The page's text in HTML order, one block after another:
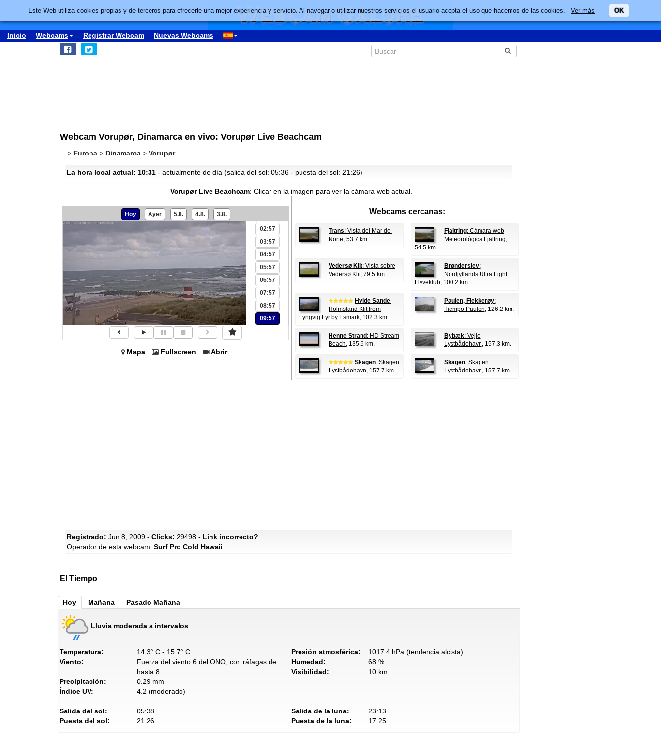
Inicio Webcams Registrar Webcam Nuevas Webcams
Webcam Vorupør, Dinamarca en vivo: Vorupør Live Beachcam
> Europa > Dinamarca > Vorupør
La hora local actual: 10:31 - actualmente de día (salida del sol: 05:36 - puesta del sol: 21:26)
Vorupør Live Beachcam: Clicar en la imagen para ver la cámara web actual.
Hoy Ayer 5.8. 4.8. 3.8.
02:57
03:57
04:57
05:57
06:57
07:57
08:57
09:57
Mapa Fullscreen Abrir
Webcams cercanas:
Trans: Vista del Mar del
Norte, 53.7 km.
Fjaltring: Cámara web
Meteorológica Fjaltring,
54.5 km.
Vedersø Klit: Vista sobre
Vedersø Klit, 79.5 km.
Brønderslev:
Nordjyllands Ultra Light
Flyveklub, 100.2 km.
Hvide Sande:
Holmsland Klit from
Lyngvig Fyr by Esmark, 102.3 km.
Paulen, Flekkerøy:
Tiempo Paulen, 126.2 km.
Henne Strand : HD Stream
Beach, 135.6 km.
Bybæk: Vejle
Lystbådehavn, 157.3 km.
Skagen: Skagen
Lystbådehavn, 157.7 km.
Skagen: Skagen
Lystbådehavn, 157.7 km.
Registrado: Jun 8, 2009 - Clicks: 29498 - Link incorrecto?
Operador de esta webcam: Surf Pro Cold Hawaii
El Tiempo
Hoy Mañana Pasado Mañana
Lluvia moderada a intervalos
Temperatura:
14.3° C - 15.7° C
Viento:
Fuerza del viento 6 del ONO, con ráfagas de
hasta 8
Precipitación:
0.29 mm
Índice UV:
4.2 (moderado)
Presión atmosférica:
1017.4 hPa (tendencia alcista)
Humedad:
68 %
Visibilidad:
10 km
Salida del sol:
05:38
Puesta del sol:
21:26
Salida de la luna:
23:13
Puesta de la luna:
17:25
Este Web utiliza cookies propias y de terceros para ofrecerle una mejor experiencia y servicio. Al navegar o utilizar nuestros servicios el usuario acepta el uso que hacemos de las cookies. Ver más OK